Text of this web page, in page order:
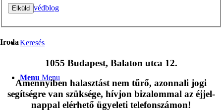
Ügyvédblog
Keresés
Menu Menu
Iroda
1055 Budapest, Balaton utca 12.
Amennyiben halasztást nem tűrő, azonnali jogi
segítségre van szüksége, hívjon bizalommal az éjjel-
nappal elérhető ügyeleti telefonszámon!